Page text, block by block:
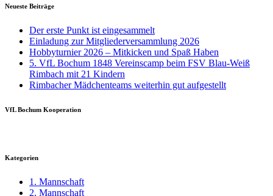
Neueste Beiträge
Der erste Punkt ist eingesammelt
Einladung zur Mitgliederversammlung 2026
Hobbyturnier 2026 – Mitkicken und Spaß Haben
5. VfL Bochum 1848 Vereinscamp beim FSV Blau-Weiß
Rimbach mit 21 Kindern
Rimbacher Mädchenteams weiterhin gut aufgestellt
VfL Bochum Kooperation
Kategorien
1. Mannschaft
2. Mannschaft